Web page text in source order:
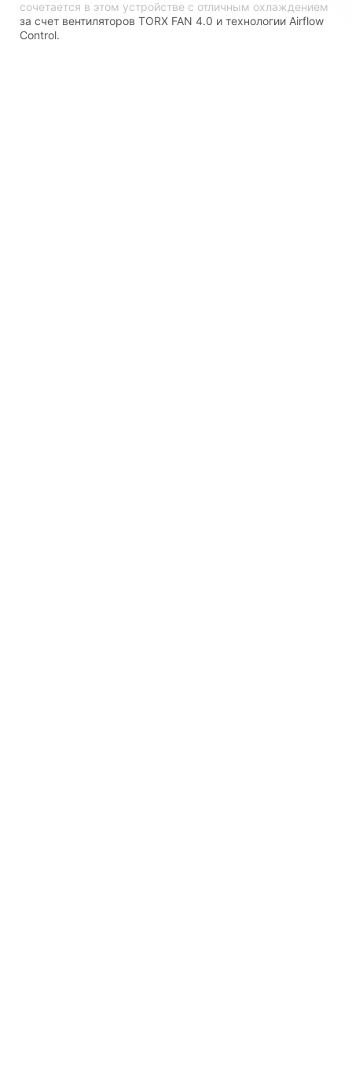
сочетается в этом устройстве с отличным охлаждением
за счет вентиляторов TORX FAN 4.0 и технологии Airflow
Control.